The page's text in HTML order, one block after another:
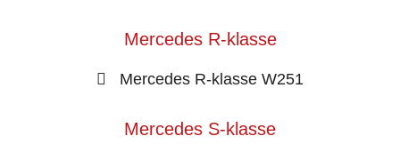
Mercedes R-klasse
Mercedes R-klasse W251
Mercedes S-klasse